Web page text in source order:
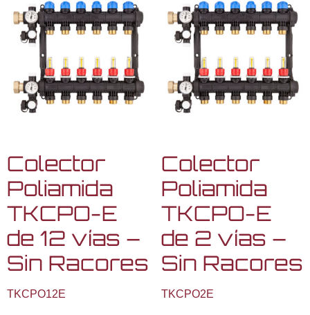
Colector
Poliamida
TKCPO-E
de 12 vías –
Sin Racores
TKCPO12E
Colector
Poliamida
TKCPO-E
de 2 vías –
Sin Racores
TKCPO2E